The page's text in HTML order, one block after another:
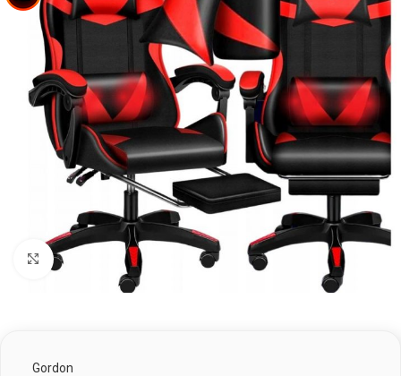
Клацніть, щоб збільшити
Gordon